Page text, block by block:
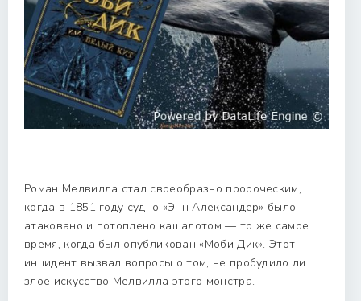
Роман Мелвилла стал своеобразно пророческим,
когда в 1851 году судно «Энн Александер» было
атаковано и потоплено кашалотом — то же самое
время, когда был опубликован «Моби Дик». Этот
инцидент вызвал вопросы о том, не пробудило ли
злое искусство Мелвилла этого монстра.